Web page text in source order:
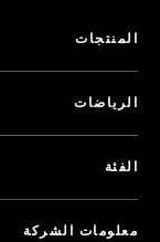
المنتجات
الرياضات
الفئة
معلومات الشركة